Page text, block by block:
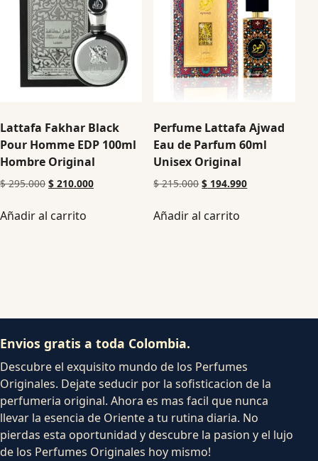
Lattafa Fakhar Black
Pour Homme EDP 100ml
Hombre Original
$295.000 $ 210.000
Añadir al carrito
Perfume Lattafa Ajwad
Eau de Parfum 60ml
Unisex Original
$215.000 $ 194.990
Añadir al carrito
Envios gratis a toda Colombia.
Descubre el exquisito mundo de los Perfumes
Originales. Dejate seducir por la sofisticacion de la
perfumeria original. Ahora es mas facil que nunca
llevar la esencia de Oriente a tu rutina diaria. No
pierdas esta oportunidad y descubre la pasion y el lujo
de los Perfumes Originales hoy mismo!